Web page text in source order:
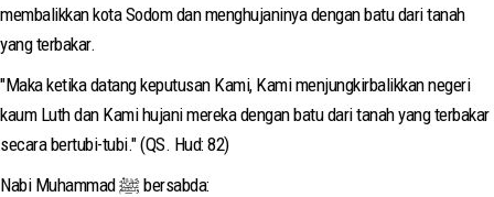
membalikkan kota Sodom dan menghujaninya dengan batu dari tanah
yang terbakar.
"Maka ketika datang keputusan Kami, Kami menjungkirbalikkan negeri
kaum Luth dan Kami hujani mereka dengan batu dari tanah yang terbakar
secara bertubi-tubi." (QS. Hud: 82)
Nabi Muhammad ﷺ bersabda: